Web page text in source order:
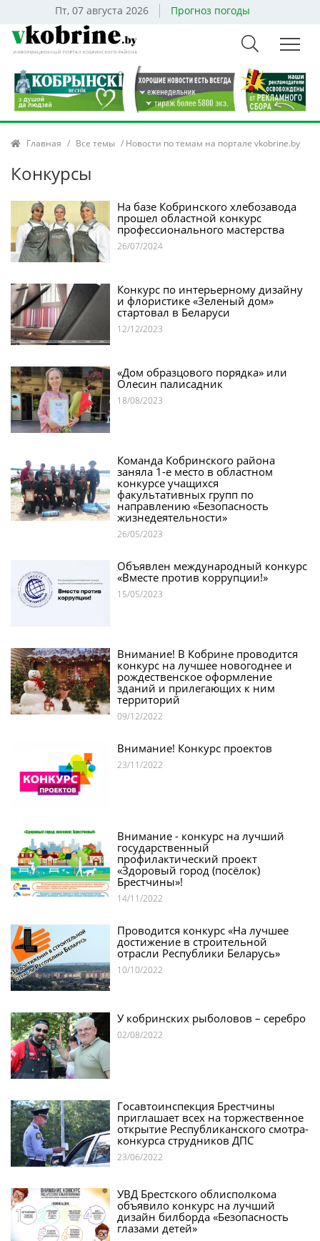
Пт, 07 августа 2026 Прогноз погоды
Главная / Все темы / Новости по темам на портале vkobrine.by
Конкурсы
26/07/2024
На базе Кобринского хлебозавода
прошел областной конкурс
профессионального мастерства
12/12/2023
Конкурс по интерьерному дизайну
и флористике «Зеленый дом»
стартовал в Беларуси
18/08/2023
«Дом образцового порядка» или
Олесин палисадник
26/05/2023
Команда Кобринского района
заняла 1-е место в областном
конкурсе учащихся
факультативных групп по
направлению «Безопасность
жизнедеятельности»
15/05/2023
Объявлен международный конкурс
«Вместе против коррупции!»
09/12/2022
Внимание! В Кобрине проводится
конкурс на лучшее новогоднее и
рождественское оформление
зданий и прилегающих к ним
территорий
23/11/2022
Внимание! Конкурс проектов
14/11/2022
Внимание - конкурс на лучший
государственный
профилактический проект
«Здоровый город (посёлок)
Брестчины»!
10/10/2022
Проводится конкурс «На лучшее
достижение в строительной
отрасли Республики Беларусь»
02/08/2022
У кобринских рыболовов – серебро
23/06/2022
Госавтоинспекция Брестчины
приглашает всех на торжественное
открытие Республиканского смотра-
конкурса струдников ДПС
УВД Брестского облисполкома
объявило конкурс на лучший
дизайн билборда «Безопасность
глазами детей»